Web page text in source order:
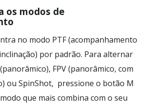
os modos de
no modo PTF (acompanhamento
por padrão. Para alternar
FPV (panorâmico, com
ou SpinShot, pressione o botão M
que mais combina com o seu